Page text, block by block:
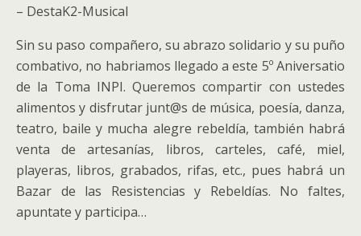
– DestaK2-Musical
Sin su paso compañero, su abrazo solidario y su puño
combativo, no habriamos llegado a este 5º Aniversatio
de la Toma INPI. Queremos compartir con ustedes
alimentos y disfrutar junt@s de música, poesía, danza,
teatro, baile y mucha alegre rebeldía, también habrá
venta de artesanías, libros, carteles, café, miel,
playeras, libros, grabados, rifas, etc., pues habrá un
Bazar de las Resistencias y Rebeldías. No faltes,
apuntate y participa…